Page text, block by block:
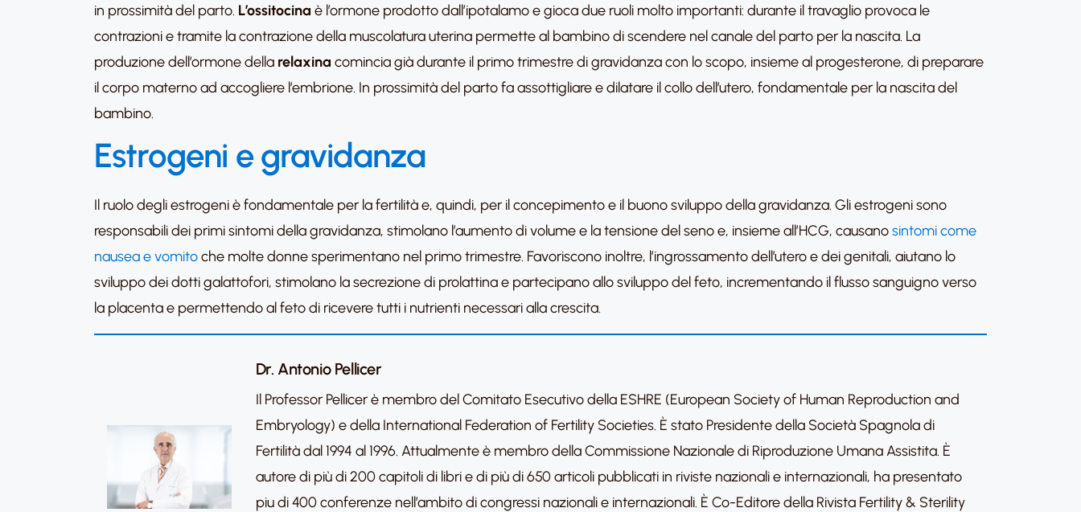
in prossimità del parto. L’ossitocina è l’ormone prodotto dall’ipotalamo e gioca due ruoli molto importanti: durante il travaglio provoca le
contrazioni e tramite la contrazione della muscolatura uterina permette al bambino di scendere nel canale del parto per la nascita. La
produzione dell’ormone della relaxina comincia già durante il primo trimestre di gravidanza con lo scopo, insieme al progesterone, di preparare
il corpo materno ad accogliere l’embrione. In prossimità del parto fa assottigliare e dilatare il collo dell’utero, fondamentale per la nascita del
bambino.
Estrogeni e gravidanza
Il ruolo degli estrogeni è fondamentale per la fertilità e, quindi, per il concepimento e il buono sviluppo della gravidanza. Gli estrogeni sono
responsabili dei primi sintomi della gravidanza, stimolano l’aumento di volume e la tensione del seno e, insieme all’HCG, causanosintomi come
nausea e vomitoche molte donne sperimentano nel primo trimestre. Favoriscono inoltre, l’ingrossamento dell’utero e dei genitali, aiutano lo
sviluppo dei dotti galattofori, stimolano la secrezione di prolattina e partecipano allo sviluppo del feto, incrementando il flusso sanguigno verso
la placenta e permettendo al feto di ricevere tutti i nutrienti necessari alla crescita.
Dr. Antonio Pellicer
Il Professor Pellicer è membro del Comitato Esecutivo della ESHRE (European Society of Human Reproduction and
Embryology) e della International Federation of Fertility Societies. È stato Presidente della Società Spagnola di
Fertilità dal 1994 al 1996. Attualmente è membro della Commissione Nazionale di Riproduzione Umana Assistita. È
autore di più di 200 capitoli di libri e di più di 650 articoli pubblicati in riviste nazionali e internazionali, ha presentato
piu di 400 conferenze nell’ambito di congressi nazionali e internazionali. È Co-Editore della Rivista Fertility & Sterility